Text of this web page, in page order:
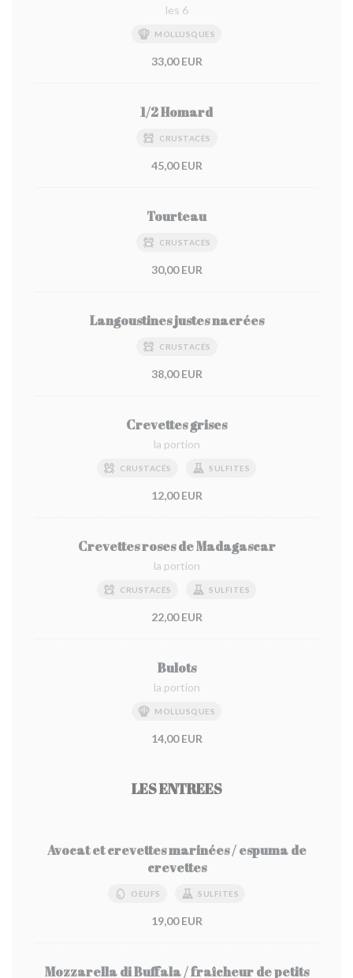
les 6
MOLLUSQUES
33,00 EUR
1/2 Homard
CRUSTACÉS
45,00 EUR
Tourteau
CRUSTACÉS
30,00 EUR
Langoustines justes nacrées
CRUSTACÉS
38,00 EUR
Crevettes grises
la portion
CRUSTACÉS SULFITES
12,00 EUR
Crevettes roses de Madagascar
la portion
CRUSTACÉS SULFITES
22,00 EUR
Bulots
la portion
MOLLUSQUES
14,00 EUR
LES ENTREES
Avocat et crevettes marinées / espuma de
crevettes
OEUFS SULFITES
19,00 EUR
Mozzarella di Buffala / fraîcheur de petits